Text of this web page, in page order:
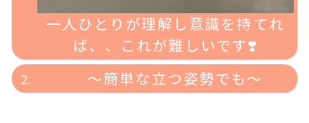
一人ひとりが理解し意識を持てれ
ば、、これが難しいです❣️
〜簡単な立つ姿勢でも〜